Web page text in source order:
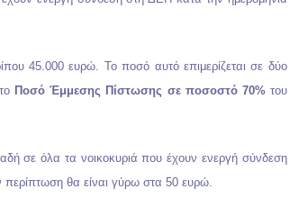
45.000 ευρώ. Το ποσό αυτό επιμερίζεται σε δύο
Ποσό Έμμεσης Πίστωσης σε ποσοστό 70%του
σε όλα τα νοικοκυριά που έχουν ενεργή σύνδεση
θα είναι γύρω στα 50 ευρώ.